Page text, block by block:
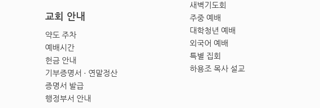
새벽기도회
주중 예배
대학청년 예배
외국어 예배
특별 집회
하용조 목사 설교
교회 안내
약도 주차
예배시간
헌금 안내
기부증명서 · 연말정산
증명서 발급
행정부서 안내